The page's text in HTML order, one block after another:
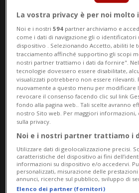
mattina sulla parete
Badile, in Val Bregaglia.
quando la donna, che
salita con un'altra
🔐 Sblocca il
esclusivo!
Sottoscrivi un
leggere questo articolo,
MyTioAboper accedere
navigare su sito e app
La vostra privacy è per noi molto
Noi e i nostri594 partner archiviamo e
come i dati di navigazione gli o identificatori
dispositivo . Selezionando Accetto, abiliti le
tracciamento affinché supportino gli scopi
nostri partner trattiamo i dati da fornire".
tecnologie dovessero essere disabilitate,
visualizzati potrebbero non essere rilevanti.
nuovamente a questo menu per modificare
revocare il consenso facendo clic sul link
fondo alla pagina web.. Tali scelte avranno
nostro Sito web. Per maggiori informazioni,
sulla privacy.
Noi e i nostri partner trattiamo i
Utilizzare dati di geolocalizzazione precisi.
caratteristiche del dispositivo ai fini
informazioni su dispositivo e/o accedervi.
personalizzati, misurazione delle
annunci, ricerche sul pubblico, sviluppo di
Elenco dei partner (fornitori)